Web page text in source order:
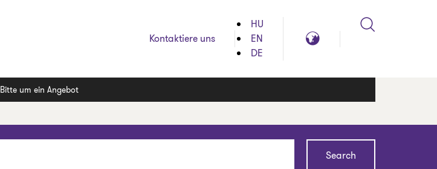
Kontaktiere uns
HU
EN
DE
Global
Bitte um ein Angebot
Search